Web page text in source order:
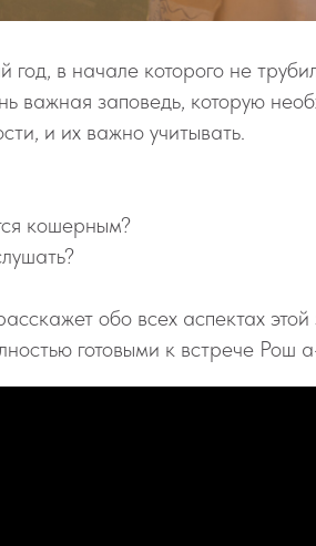
год, в начале которого не
важная заповедь, которую
и их важно учитывать.
кошерным?
обо всех аспектах
готовыми к встрече